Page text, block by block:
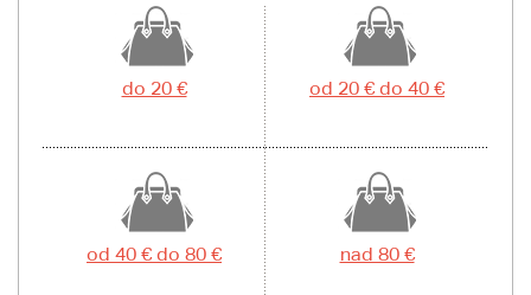
do 20 € od 20 € do 40 €
od 40 € do 80 € nad 80 €